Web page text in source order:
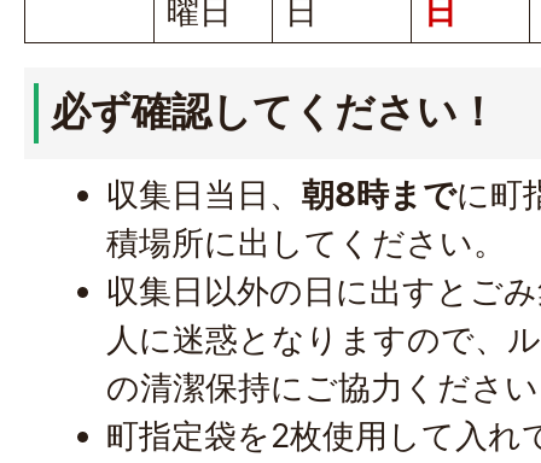
曜日 日 日
必ず確認してください！
収集日当日、朝8時までに町
積場所に出してください。
収集日以外の日に出すとご
人に迷惑となりますので、
の清潔保持にご協力くださ
町指定袋を2枚使用して入れ